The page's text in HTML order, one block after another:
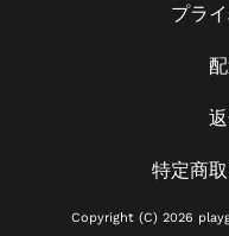
プラ
特定商
Copyright (C) 2026